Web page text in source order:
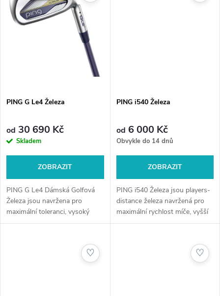
PING G Le4 Železa
od 30 690 Kč
Skladem
ZOBRAZIT
PING G Le4 Dámská Golfová
Železa jsou navržena pro
maximální toleranci, vysoký
launch a snadnou hratelnost.
technologie pomáhají hrát delší
PING i540 Železa
od 6 000 Kč
Obvykle do 14 dnů
ZOBRAZIT
PING i540 Železa jsou players-
distance železa navržená pro
maximální rychlost míče, vyšší
trajektorii a kontrolu při
♡ ♡